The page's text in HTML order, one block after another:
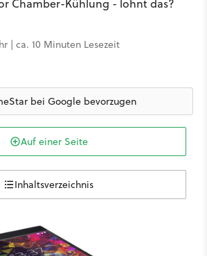
Chamber-Kühlung - lohnt das?
| ca. 10 Minuten Lesezeit
bei Google bevorzugen
Auf einer Seite
Inhaltsverzeichnis